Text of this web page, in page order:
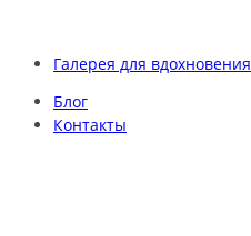
Галерея для вдохновения
Блог
Контакты